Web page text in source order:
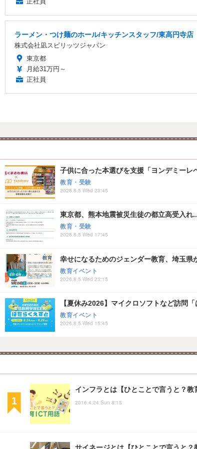
ラーメン・つけ麺のホール/キッチンスタッフ/東高円寺店
株式会社凪スピリッツジャパン
東京都
月給31万円～
正社員
子供に合った本選びを支援「ヨンデミーレ
教育・受験
2026.8.5 Wed 23:45
東京都、熊本地震被災生徒の都立高受入れ
教育・受験
2026.8.5 Wed 17:45
幸せになるためのジェンダー教育、埼玉県
教育イベント
2026.8.5 Wed 23:15
【夏休み2026】マイクロソフトなど訪問
教育イベント
2026.8.5 Wed 15:45
インフラとは【ひとことで言うと？教
2016.4.24 Sun 8:15
サイネージとは【ひとことで言うと？